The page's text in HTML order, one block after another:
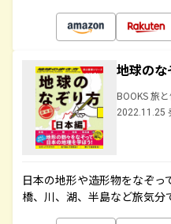
地球の
BOOKS 旅
2022.11.25
日本の地形や造形物をなぞ
橋、川、湖、半島など旅気分